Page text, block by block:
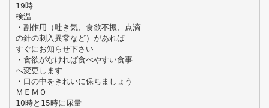
19時
検温
・副作用（吐き気、食欲不振、点滴
の針の刺入異常など）があれば
すぐにお知らせ下さい
・食欲がなければ食べやすい食事
へ変更します
・口の中をきれいに保ちましょう
ＭＥＭＯ
10時と15時に尿量